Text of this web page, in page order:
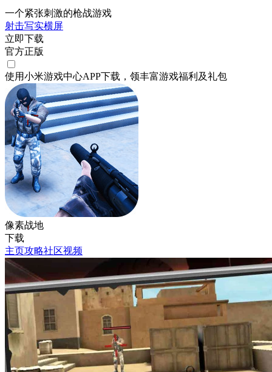
一个紧张刺激的枪战游戏
射击写实横屏
立即下载
官方正版
使用小米游戏中心APP下载 ，领丰富游戏福利 及礼包
像素战地
下载
主页攻略社区视频